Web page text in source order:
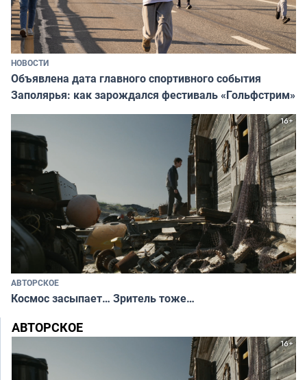
НОВОСТИ
Объявлена дата главного спортивного события
Заполярья: как зарождался фестиваль «Гольфстрим»
АВТОРСКОЕ
Космос засыпает… Зритель тоже…
АВТОРСКОЕ